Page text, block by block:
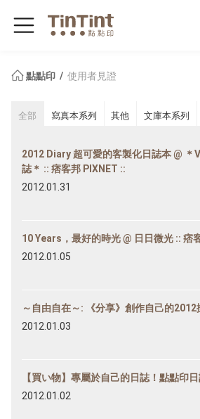
點點印 使用者見證
全部 寫真本系列 其他 文庫本系列
2012 Diary 超可愛的客製化日誌本 @ ＊
誌＊ :: 痞客邦 PIXNET ::
2012.01.31
10 Years，最好的時光 @ 日日微光 :: 痞
2012.01.05
～自由自在～: 《分享》創作自己的
2012.01.03
【買い物】專屬於自己的日誌！點點印
2012.01.02